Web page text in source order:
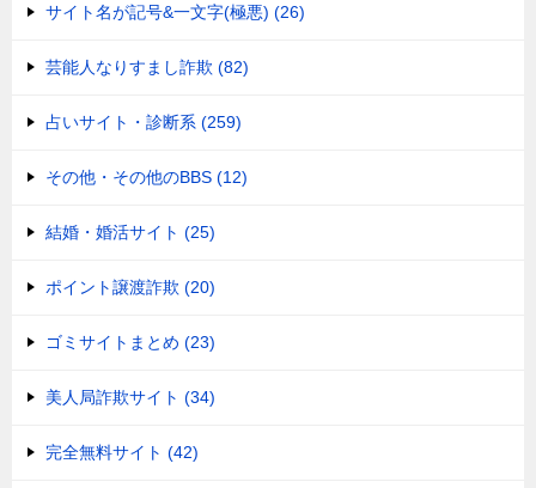
サイト名が記号&一文字(極悪) (26)
芸能人なりすまし詐欺 (82)
占いサイト・診断系 (259)
その他・その他のBBS (12)
結婚・婚活サイト (25)
ポイント譲渡詐欺 (20)
ゴミサイトまとめ (23)
美人局詐欺サイト (34)
完全無料サイト (42)